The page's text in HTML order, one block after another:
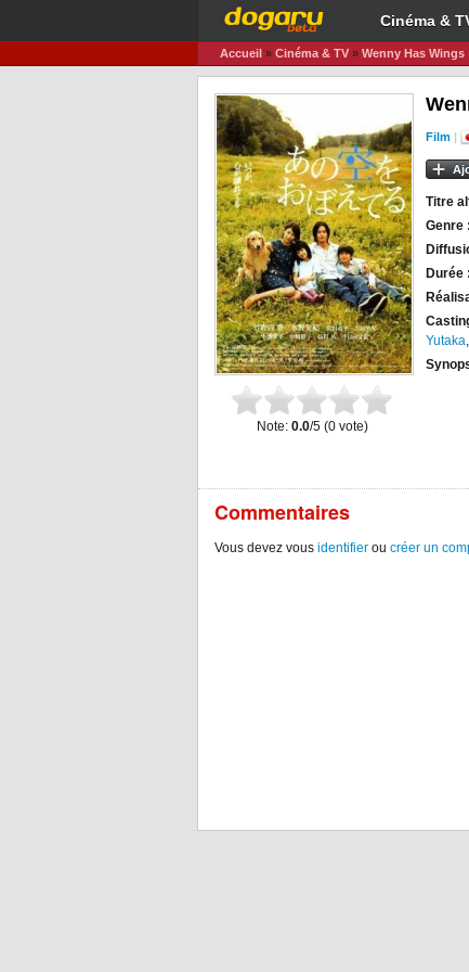
Cinéma &
Accueil » Cinéma & TV » Wenny Has Wings
Note: 0.0/5 (0vote)
Film |
Titre
Genre :
Durée :
Yutaka,
Commentaires
Vous devez vous identifier ou créer un